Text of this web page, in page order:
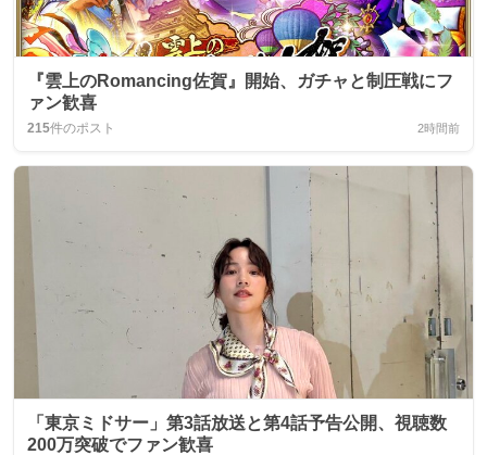
『雲上のRomancing佐賀』開始、ガチャと制圧戦にフ
ァン歓喜
215件のポスト 2時間前
「東京ミドサー」第3話放送と第4話予告公開、視聴数
200万突破でファン歓喜